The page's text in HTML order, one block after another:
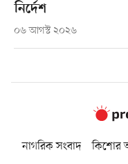
নির্দেশ
০৬ আগস্ট ২০২৬
নাগরিক সংবাদ কিশোর